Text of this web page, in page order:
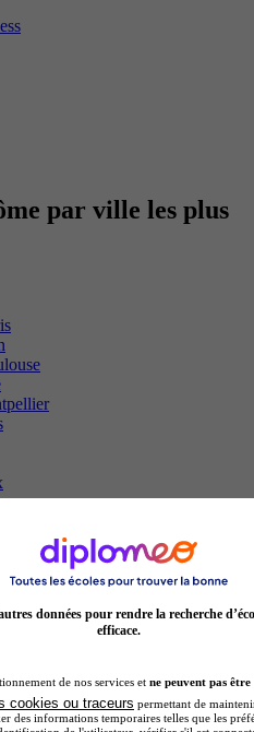
par ville les plus
par alternance
données pour rendre la recherche
efficace.
de nos services et ne peuvent pas être
cookies ou traceurs permettant de
des informations temporaires telles que les